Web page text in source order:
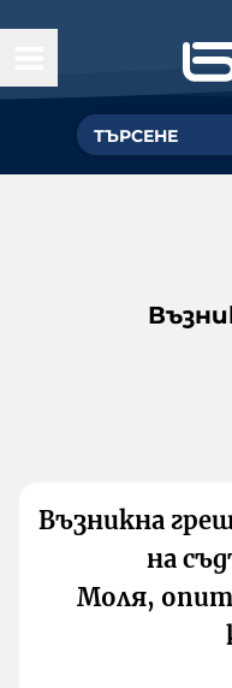
Възникна
на
Моля,